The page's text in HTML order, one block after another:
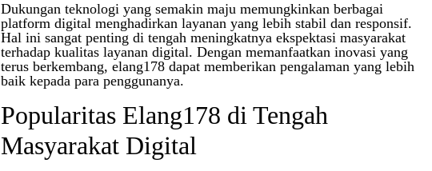
Dukungan teknologi yang semakin maju memungkinkan berbagai
platform digital menghadirkan layanan yang lebih stabil dan responsif.
Hal ini sangat penting di tengah meningkatnya ekspektasi masyarakat
terhadap kualitas layanan digital. Dengan memanfaatkan inovasi yang
terus berkembang, elang178 dapat memberikan pengalaman yang lebih
baik kepada para penggunanya.
Popularitas Elang178 di Tengah
Masyarakat Digital